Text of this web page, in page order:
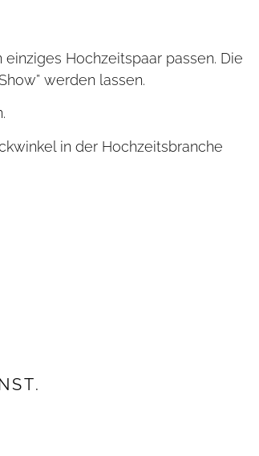
Hochzeitspaar passen. Die
werden lassen.
in der Hochzeitsbranche